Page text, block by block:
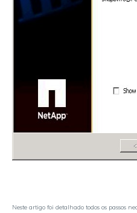
Neste artigo foi detalhado todos os passos